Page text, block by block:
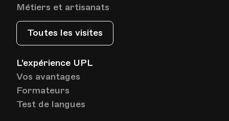
Métiers et artisanats
Toutes les visites
L'expérience UPL
Vos avantages
Formateurs
Test de langues